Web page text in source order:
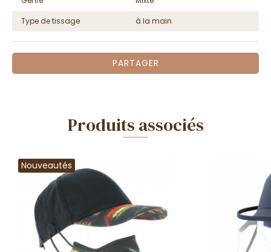
Type de tissage
à la main
PARTAGER
Produits associés
Nouveautés